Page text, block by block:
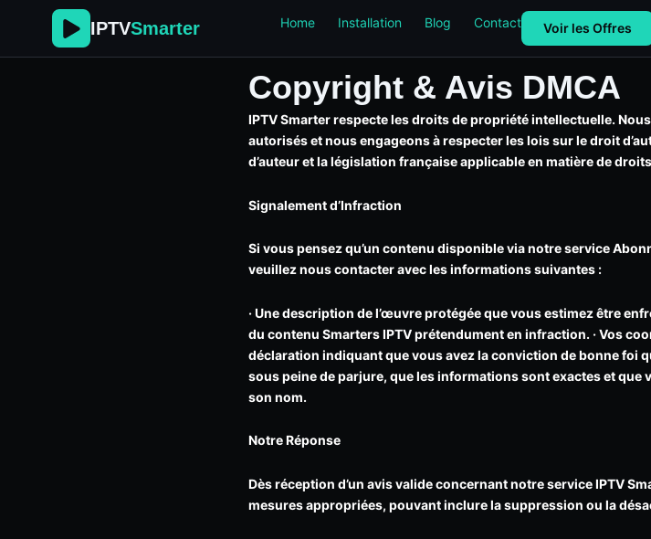
content
IPTVSmarter Home Installation Blog Contact Voir les Offres
Copyright & Avis DMCA
IPTV Smarter respecte les droits de propriété intellectuelle.
autorisés et nous engageons à respecter les lois sur le droit
d’auteur et la législation française applicable en matière de droits
Signalement d’Infraction
Si vous pensez qu’un contenu disponible via notre service
veuillez nous contacter avec les informations suivantes :
· Une description de l’œuvre protégée que vous estimez être
du contenu Smarters IPTV prétendument en infraction. · Vos
déclaration indiquant que vous avez la conviction de bonne foi
sous peine de parjure, que les informations sont exactes et
son nom.
Notre Réponse
Dès réception d’un avis valide concernant notre service IPTV
mesures appropriées, pouvant inclure la suppression ou la